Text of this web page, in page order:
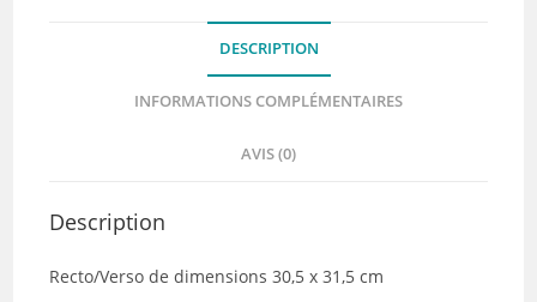
DESCRIPTION
INFORMATIONS COMPLÉMENTAIRES
AVIS (0)
Description
Recto/Verso de dimensions 30,5 x 31,5 cm